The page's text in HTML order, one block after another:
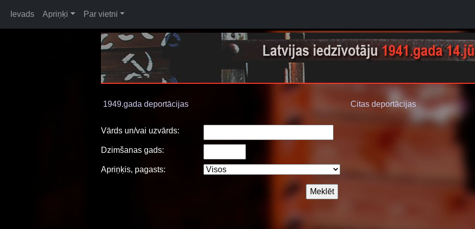
Ievads Apriņķi Par vietni
1949.gada deportācijas Citas deportācijas
Vārds un/vai uzvārds:
Dzimšanas gads:
Apriņķis, pagasts: